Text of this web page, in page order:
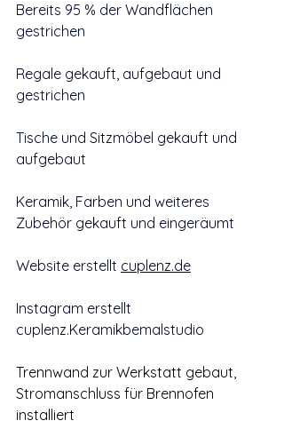
Bereits 95 % der Wandflächen
gestrichen
Regale gekauft, aufgebaut und
gestrichen
Tische und Sitzmöbel gekauft und
aufgebaut
Keramik, Farben und weiteres
Zubehör gekauft und eingeräumt
Website erstellt cuplenz.de
Instagram erstellt
cuplenz.Keramikbemalstudio
Trennwand zur Werkstatt gebaut,
Stromanschluss für Brennofen
installiert